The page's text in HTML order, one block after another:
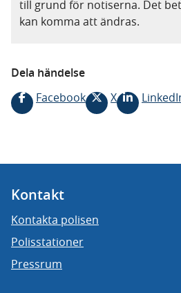
till grund för notiserna. Det
kan komma att ändras.
Dela händelse
Facebook
X
Kontakt
Kontakta polisen
Polisstationer
Pressrum